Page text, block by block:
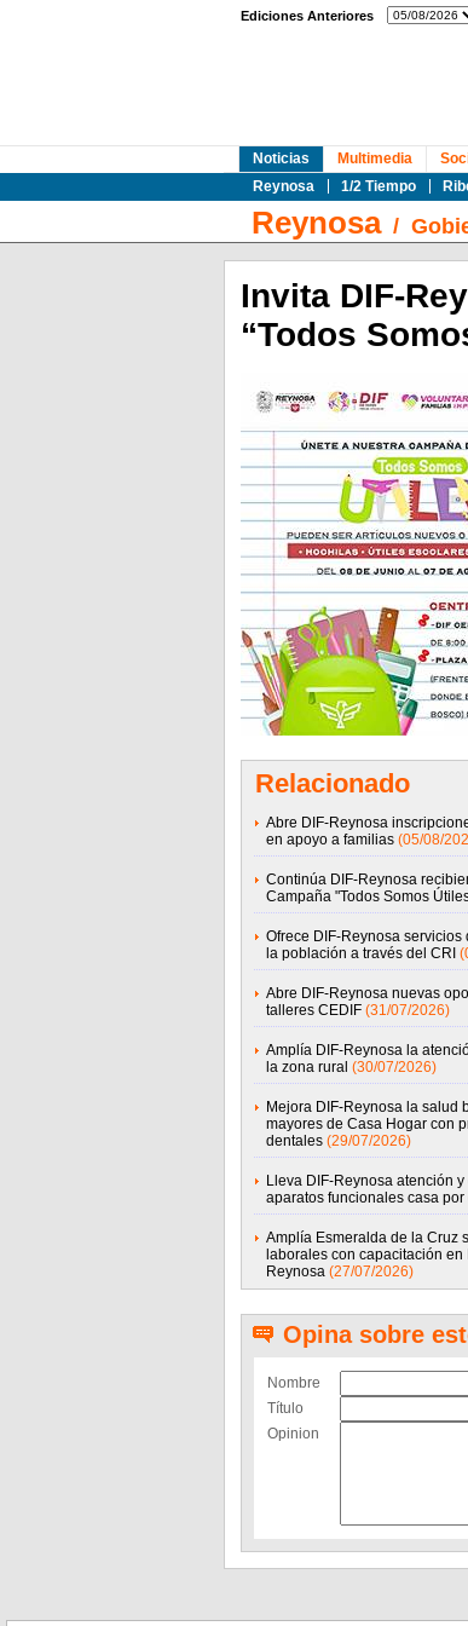
Ediciones Anteriores
Noticias
Reynosa
1/2 Tiempo
Multimedia
Reynosa/
Invita DIF-
“Todos
Relacionado
Abre DIF-Reynosa
en apoyo a familias (05/08/
Continúa DIF-Reynosa
Campaña "Todos Somos
Ofrece DIF-Reynosa
la población a través del CRI
Abre DIF-Reynosa nuevas
talleres CEDIF (31/07/2026)
Amplía DIF-Reynosa la
la zona rural (30/07/2026)
Mejora DIF-Reynosa la salud
mayores de Casa Hogar con
dentales (29/07/2026)
Lleva DIF-Reynosa atención
aparatos funcionales casa por
Amplía Esmeralda de la Cruz
laborales con capacitación en
Reynosa (27/07/2026)
Opina sobre
Nombre
Título
Opinion